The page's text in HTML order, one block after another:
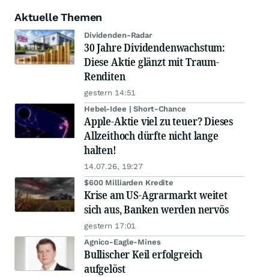
Aktuelle Themen
Dividenden-Radar
30 Jahre Dividendenwachstum:
Diese Aktie glänzt mit Traum-
Renditen
gestern 14:51
Hebel-Idee | Short-Chance
Apple-Aktie viel zu teuer? Dieses
Allzeithoch dürfte nicht lange
halten!
14.07.26, 19:27
$600 Milliarden Kredite
Krise am US-Agrarmarkt weitet
sich aus, Banken werden nervös
gestern 17:01
Agnico-Eagle-Mines
Bullischer Keil erfolgreich
aufgelöst